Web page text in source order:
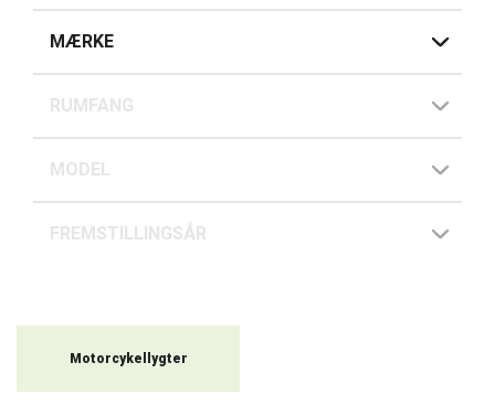
MÆRKE
RUMFANG
MODEL
FREMSTILLINGSÅR
Motorcykellygter